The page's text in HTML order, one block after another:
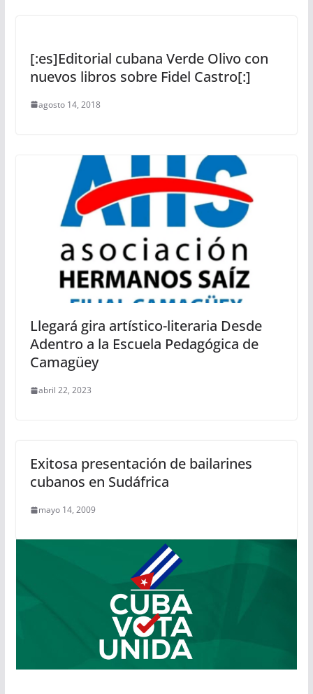
[:es]Editorial cubana Verde Olivo con
nuevos libros sobre Fidel Castro[:]
agosto 14, 2018
Llegará gira artístico-literaria Desde
Adentro a la Escuela Pedagógica de
Camagüey
abril 22, 2023
Exitosa presentación de bailarines
cubanos en Sudáfrica
mayo 14, 2009